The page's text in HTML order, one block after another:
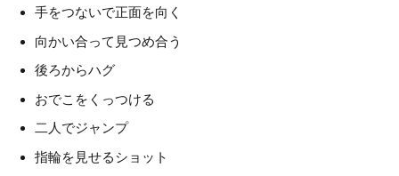
手をつないで正面を向く
向かい合って見つめ合う
後ろからハグ
おでこをくっつける
二人でジャンプ
指輪を見せるショット